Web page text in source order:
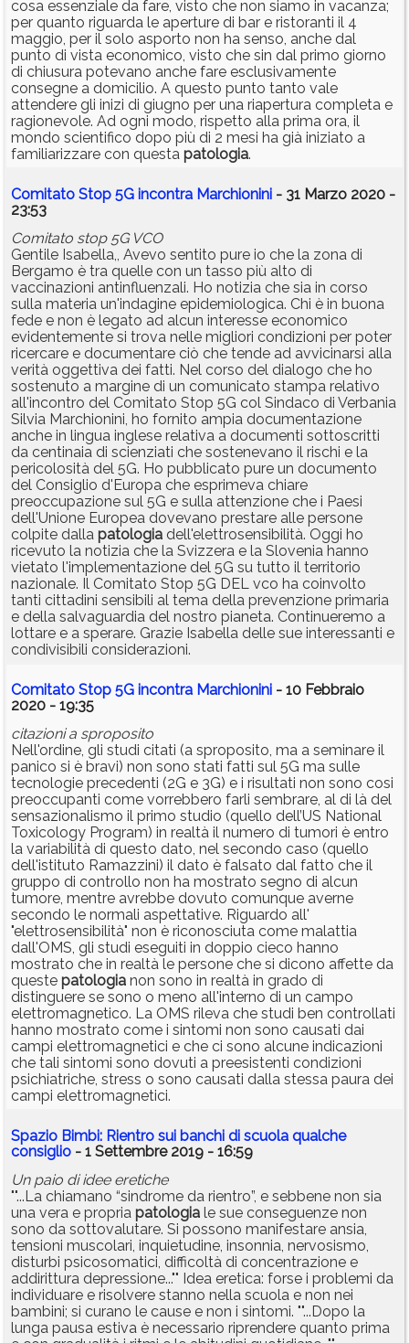
cosa essenziale da fare, visto che non siamo in vacanza;
per quanto riguarda le aperture di bar e ristoranti il 4
maggio, per il solo asporto non ha senso, anche dal
punto di vista economico, visto che sin dal primo giorno
di chiusura potevano anche fare esclusivamente
consegne a domicilio. A questo punto tanto vale
attendere gli inizi di giugno per una riapertura completa e
ragionevole. Ad ogni modo, rispetto alla prima ora, il
mondo scientifico dopo più di 2 mesi ha già iniziato a
familiarizzare con questa patologia.
Comitato Stop 5G incontra Marchionini - 31 Marzo 2020 -
23:53
Comitato stop 5G VCO
Gentile Isabella,, Avevo sentito pure io che la zona di
Bergamo è tra quelle con un tasso più alto di
vaccinazioni antinfluenzali. Ho notizia che sia in corso
sulla materia un'indagine epidemiologica. Chi è in buona
fede e non è legato ad alcun interesse economico
evidentemente si trova nelle migliori condizioni per poter
ricercare e documentare ciò che tende ad avvicinarsi alla
verità oggettiva dei fatti. Nel corso del dialogo che ho
sostenuto a margine di un comunicato stampa relativo
all'incontro del Comitato Stop 5G col Sindaco di Verbania
Silvia Marchionini, ho fornito ampia documentazione
anche in lingua inglese relativa a documenti sottoscritti
da centinaia di scienziati che sostenevano il rischi e la
pericolosità del 5G. Ho pubblicato pure un documento
del Consiglio d'Europa che esprimeva chiare
preoccupazione sul 5G e sulla attenzione che i Paesi
dell'Unione Europea dovevano prestare alle persone
colpite dalla patologia dell'elettrosensibilità. Oggi ho
ricevuto la notizia che la Svizzera e la Slovenia hanno
vietato l'implementazione del 5G su tutto il territorio
nazionale. Il Comitato Stop 5G DEL vco ha coinvolto
tanti cittadini sensibili al tema della prevenzione primaria
e della salvaguardia del nostro pianeta. Continueremo a
lottare e a sperare. Grazie Isabella delle sue interessanti e
condivisibili considerazioni.
Comitato Stop 5G incontra Marchionini - 10 Febbraio
2020 - 19:35
citazioni a sproposito
Nell'ordine, gli studi citati (a sproposito, ma a seminare il
panico si è bravi) non sono stati fatti sul 5G ma sulle
tecnologie precedenti (2G e 3G) e i risultati non sono cosi
preoccupanti come vorrebbero farli sembrare, al di là del
sensazionalismo il primo studio (quello dell’US National
Toxicology Program) in realtà il numero di tumori è entro
la variabilità di questo dato, nel secondo caso (quello
dell'istituto Ramazzini) il dato è falsato dal fatto che il
gruppo di controllo non ha mostrato segno di alcun
tumore, mentre avrebbe dovuto comunque averne
secondo le normali aspettative. Riguardo all'
"elettrosensibilità" non è riconosciuta come malattia
dall'OMS, gli studi eseguiti in doppio cieco hanno
mostrato che in realtà le persone che si dicono affette da
queste patologia non sono in realtà in grado di
distinguere se sono o meno all'interno di un campo
elettromagnetico. La OMS rileva che studi ben controllati
hanno mostrato come i sintomi non sono causati dai
campi elettromagnetici e che ci sono alcune indicazioni
che tali sintomi sono dovuti a preesistenti condizioni
psichiatriche, stress o sono causati dalla stessa paura dei
campi elettromagnetici.
Spazio Bimbi: Rientro sui banchi di scuola qualche
consiglio - 1 Settembre 2019 - 16:59
Un paio di idee eretiche
""...La chiamano “sindrome da rientro”, e sebbene non sia
una vera e propria patologia le sue conseguenze non
sono da sottovalutare. Si possono manifestare ansia,
tensioni muscolari, inquietudine, insonnia, nervosismo,
disturbi psicosomatici, difficoltà di concentrazione e
addirittura depressione..."" Idea eretica: forse i problemi da
individuare e risolvere stanno nella scuola e non nei
bambini; si curano le cause e non i sintomi. ""...Dopo la
lunga pausa estiva è necessario riprendere quanto prima